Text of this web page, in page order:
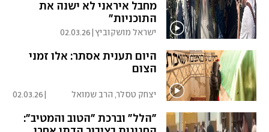
מחבל איראני לא ישנה את
התוכניות"
ישראל מושקוביץ 02.03.26
היום תענית אסתר: אלו זמני
הצום
יצחק טסלר, הרב שמואל
02.03.26
"הלל" וברכת "הטוב והמטיב":